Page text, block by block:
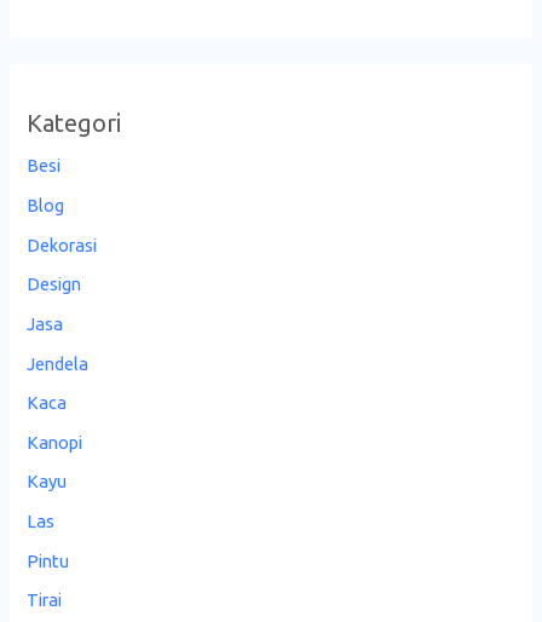
Kategori
Besi
Blog
Dekorasi
Design
Jasa
Jendela
Kaca
Kanopi
Kayu
Las
Pintu
Tirai